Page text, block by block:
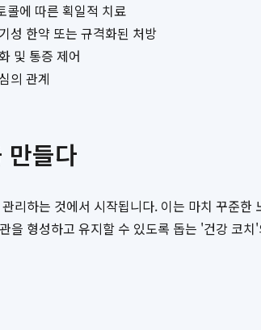
콜에 따른 획일적 치료
성 한약 또는 규격화된 처방
및 통증 제어
의 관계
만들다
리하는 것에서 시작됩니다. 이는 마치 꾸준
형성하고 유지할 수 있도록 돕는 '건강 코